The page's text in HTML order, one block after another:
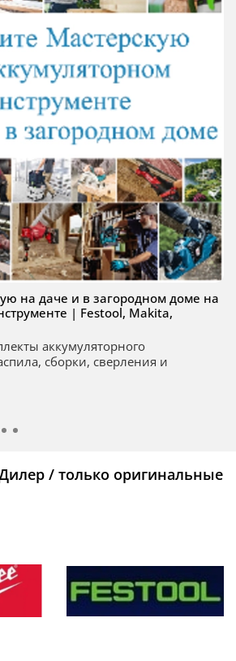
на даче и в загородном доме на
| Festool, Makita,
аккумуляторного
сборки, сверления и
/ только оригинальные